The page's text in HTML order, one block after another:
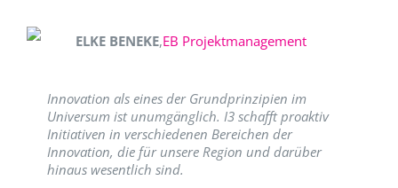
ELKE BENEKE,EB Projektmanagement
Innovation als eines der Grundprinzipien im
Universum ist unumgänglich. I3 schafft proaktiv
Initiativen in verschiedenen Bereichen der
Innovation, die für unsere Region und darüber
hinaus wesentlich sind.